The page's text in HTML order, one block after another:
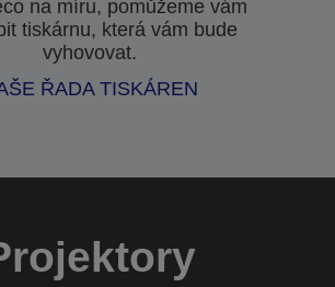
na míru, pomůžeme vám
tiskárnu, která vám bude
vyhovovat.
ŘADA TISKÁREN